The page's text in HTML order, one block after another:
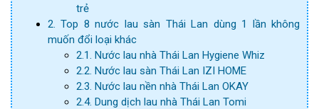
trẻ
2. Top 8 nước lau sàn Thái Lan dùng 1 lần không
muốn đổi loại khác
2.1. Nước lau nhà Thái Lan Hygiene Whiz
2.2. Nước lau sàn Thái Lan IZI HOME
2.3. Nước lau nền nhà Thái Lan OKAY
2.4. Dung dịch lau nhà Thái Lan Tomi